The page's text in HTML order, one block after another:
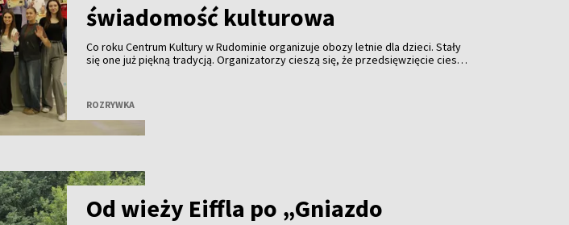
świadomość kulturowa
Co roku Centrum Kultury w Rudominie organizuje obozy letnie dla dzieci. Stały
się one już piękną tradycją. Organizatorzy cieszą się, że przedsięwzięcie cieszy
różnych zajęciach edukacyjnych, zdobywając wiele ciekawych informacji oraz
nawiązując nowe przyjaźnie z rówieśnikami.
ROZRYWKA
Od wieży Eiffla po „Gniazdo